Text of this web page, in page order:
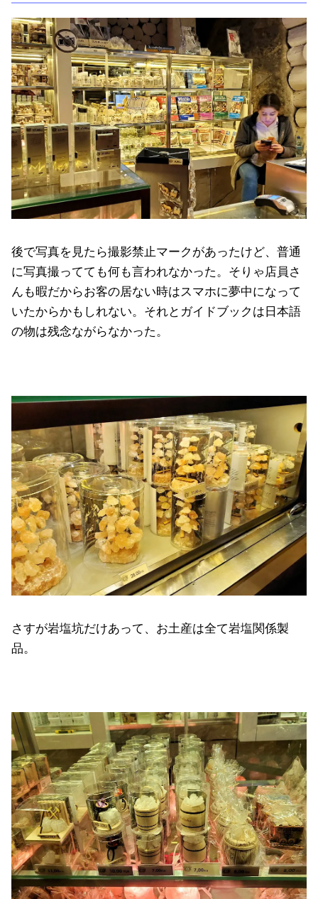
後で写真を見たら撮影禁止マークがあったけど、普通
に写真撮ってても何も言われなかった。そりゃ店員さ
んも暇だからお客の居ない時はスマホに夢中になって
いたからかもしれない。それとガイドブックは日本語
の物は残念ながらなかった。
さすが岩塩坑だけあって、お土産は全て岩塩関係製
品。